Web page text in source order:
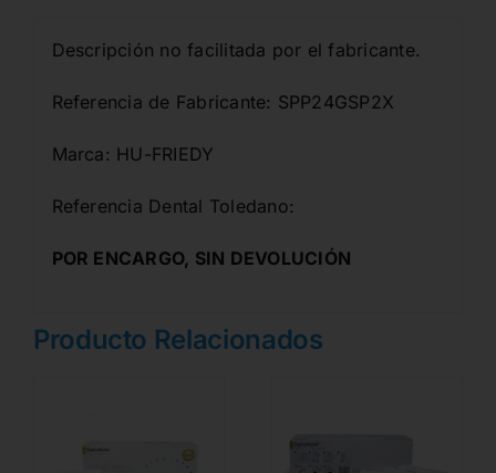
Descripción no facilitada por el fabricante.
Referencia de Fabricante: SPP24GSP2X
Marca: HU-FRIEDY
Referencia Dental Toledano:
POR ENCARGO, SIN DEVOLUCIÓN
Producto Relacionados